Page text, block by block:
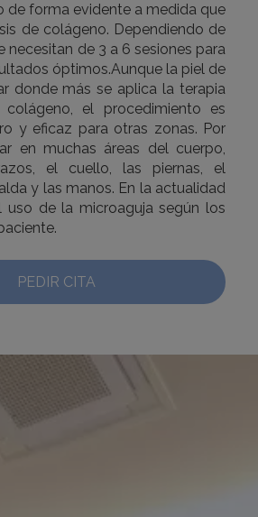
de forma evidente a medida que
de colágeno. Dependiendo de
necesitan de 3 a 6 sesiones para
óptimos.Aunque la piel de
donde más se aplica la terapia
el procedimiento es
y eficaz para otras zonas. Por
en muchas áreas del cuerpo,
el cuello, las piernas, el
y las manos. En la actualidad
uso de la microaguja según los
PEDIR CITA